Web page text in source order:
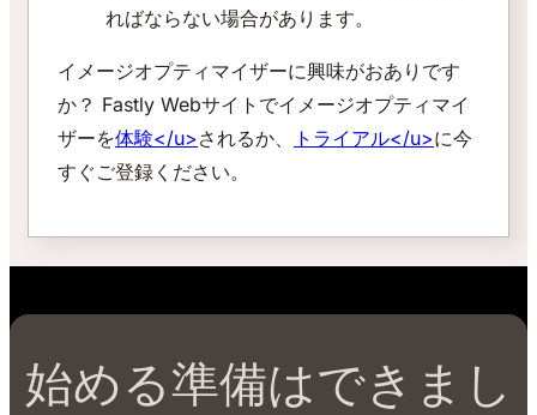
ればならない場合があります。
イメージオプティマイザーに興味がおありです
か？ Fastly Webサイトでイメージオプティマイ
ザーを体験</u>されるか、 トライアル</u>に今
すぐご登録ください。
始める準備はできまし